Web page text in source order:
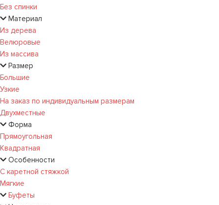
Без спинки
Материал
Из дерева
Велюровые
Из массива
Размер
Большие
Узкие
На заказ по индивидуальным размерам
Двухместные
Форма
Прямоугольная
Квадратная
Особенности
С каретной стяжкой
Мягкие
Буфеты